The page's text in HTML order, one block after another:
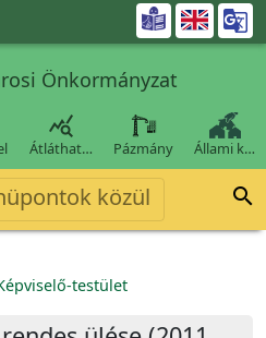

Önkormányzat

Átláthat… Pázmány Állami k…
közül 
testület